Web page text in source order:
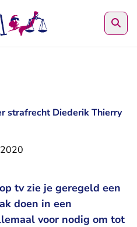
strafrecht Diederik Thierry
tv zie je geregeld een
doen in een
voor nodig om tot